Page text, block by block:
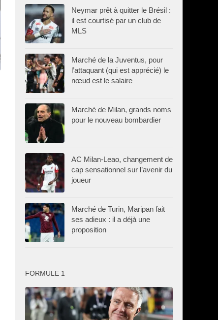
Neymar prêt à quitter le Brésil :
il est courtisé par un club de
MLS
Marché de la Juventus, pour
l’attaquant (qui est apprécié) le
nœud est le salaire
Marché de Milan, grands noms
pour le nouveau bombardier
AC Milan-Leao, changement de
cap sensationnel sur l’avenir du
joueur
Marché de Turin, Maripan fait
ses adieux : il a déjà une
proposition
FORMULE 1